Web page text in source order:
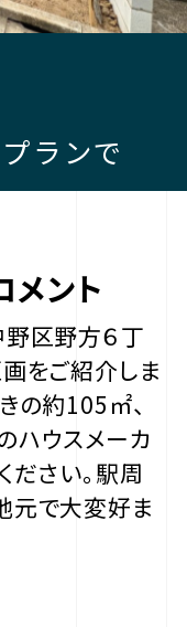
ランで
メント
区野方６丁
をご紹介しま
の約105㎡、
ハウスメーカ
ださい。駅周
元で大変好ま